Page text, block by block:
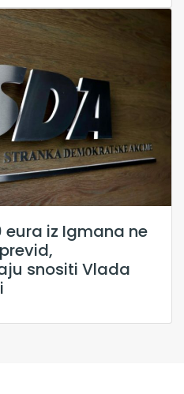
iz Igmana ne
snositi Vlada